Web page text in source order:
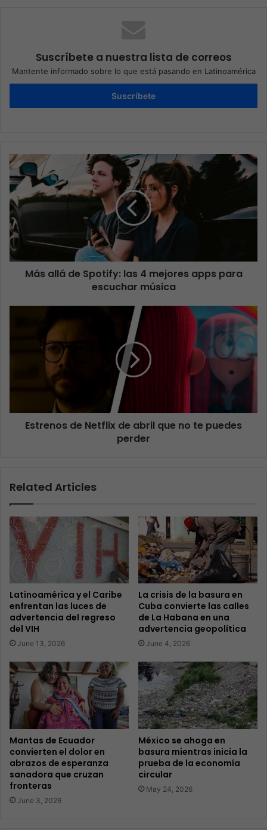
Suscríbete a nuestra lista de correos
Mantente informado sobre lo que está pasando en Latinoamérica
Suscríbete
Más allá de Spotify: las 4 mejores apps para
escuchar música
Estrenos de Netflix de abril que no te puedes
perder
Related Articles
Latinoamérica y el Caribe
enfrentan las luces de
advertencia del regreso
del VIH
June 13, 2026
La crisis de la basura en
Cuba convierte las calles
de La Habana en una
advertencia geopolítica
June 4, 2026
Mantas de Ecuador
convierten el dolor en
abrazos de esperanza
sanadora que cruzan
fronteras
June 3, 2026
México se ahoga en
basura mientras inicia la
prueba de la economía
circular
May 24, 2026